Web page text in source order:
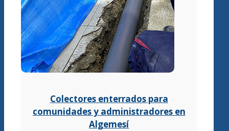
Colectores enterrados para
comunidades y administradores en
Algemesí